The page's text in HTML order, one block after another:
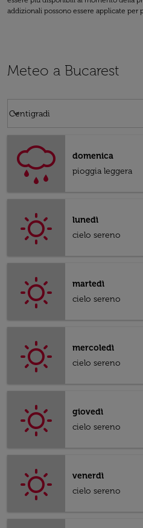
addizionali possono essere applicate per
Meteo a Bucarest
Centigradi
keyboard_arrow_down
domenica
pioggia leggera
lunedì
cielo sereno
martedì
cielo sereno
mercoledì
cielo sereno
giovedì
cielo sereno
venerdì
cielo sereno